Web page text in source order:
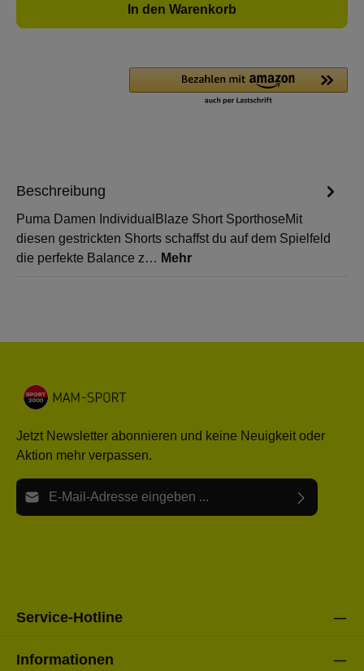
In den Warenkorb
Beschreibung
Puma Damen IndividualBlaze Short SporthoseMit
diesen gestrickten Shorts schaffst du auf dem Spielfeld
die perfekte Balance z… Mehr
Jetzt Newsletter abonnieren und keine Neuigkeit oder
Aktion mehr verpassen.
E-Mail-Adresse*
Service-Hotline
Informationen